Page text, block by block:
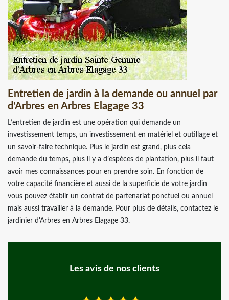
Entretien de jardin à la demande ou annuel par
d'Arbres en Arbres Elagage 33
L’entretien de jardin est une opération qui demande un
investissement temps, un investissement en matériel et outillage et
un savoir-faire technique. Plus le jardin est grand, plus cela
demande du temps, plus il y a d’espèces de plantation, plus il faut
avoir mes connaissances pour en prendre soin. En fonction de
votre capacité financière et aussi de la superficie de votre jardin
vous pouvez établir un contrat de partenariat ponctuel ou annuel
mais aussi travailler à la demande. Pour plus de détails, contactez le
jardinier d'Arbres en Arbres Elagage 33.
Les avis de nos clients